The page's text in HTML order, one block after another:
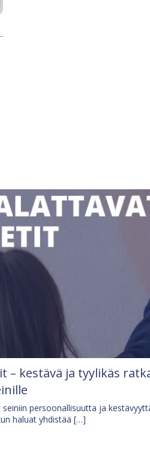
– kestävä ja tyylikäs
persoonallisuutta ja
haluat yhdistää […]